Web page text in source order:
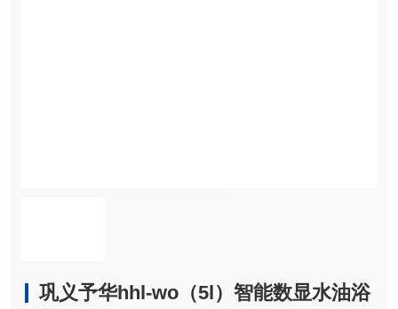
巩义予华hhl-wo（5l）智能数显水油浴